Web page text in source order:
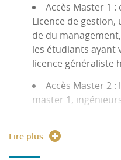
Accès Master 1
Licence de gestion,
de du
les étudiants ayant
licence généraliste
Accès Master 2
master 1,
Lire plus